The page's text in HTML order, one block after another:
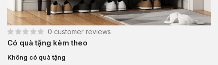
0 customer reviews
Có quà tặng kèm theo
Không có quà tặng